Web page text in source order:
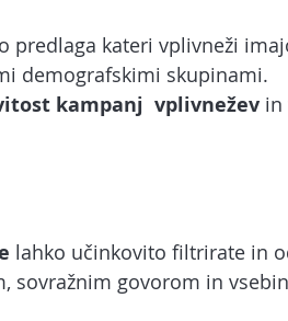
predlaga kateri vplivneži
demografskimi skupinami.
kampanj  vplivnežev in
lahko učinkovito filtrirate in
sovražnim govorom in